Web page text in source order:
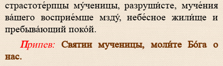
страстоте́рпцы му́ченицы, разруши́сте, муче́ния
ва́шего восприе́мше мзду́, небе́сное жили́ще и
пребыва́ющий поко́й.
Припев: Святии мученицы, моли́те Бо́га о
нас.